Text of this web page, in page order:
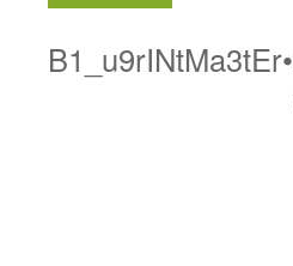
B1_u9rINtMa3tEr•